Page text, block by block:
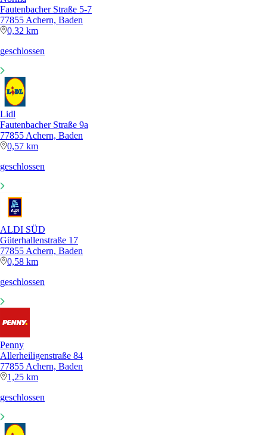
Fautenbacher Straße 5-7
77855 Achern, Baden
0,32 km
geschlossen
Lidl
Fautenbacher Straße 9a
77855 Achern, Baden
0,57 km
geschlossen
ALDI SÜD
Güterhallenstraße 17
77855 Achern, Baden
0,58 km
geschlossen
Penny
Allerheiligenstraße 84
77855 Achern, Baden
1,25 km
geschlossen